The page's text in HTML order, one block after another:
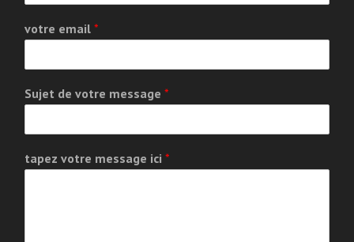
votre email *
Sujet de votre message *
tapez votre message ici *